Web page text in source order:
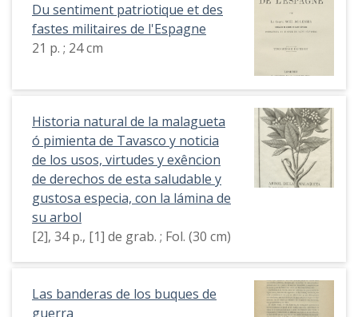
Du sentiment patriotique et des
fastes militaires de l'Espagne
21 p. ; 24 cm
Historia natural de la malagueta
ó pimienta de Tavasco y noticia
de los usos, virtudes y exêncion
de derechos de esta saludable y
gustosa especia, con la lámina de
su arbol
[2], 34 p., [1] de grab. ; Fol. (30 cm)
Las banderas de los buques de
guerra